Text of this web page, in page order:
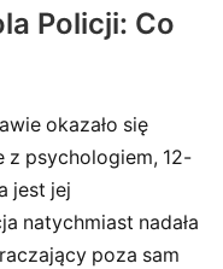
Policji: Co
okazało się
z psychologiem, 12-
jest jej
natychmiast nadała
poza sam